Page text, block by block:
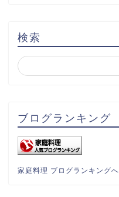
検索
ブログランキング
家庭料理 ブログランキングへ